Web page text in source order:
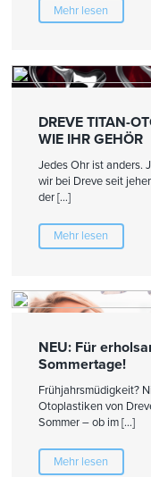
Mehr lesen
DREVE TITAN-
WIE IHR GEHÖR
Jedes Ohr ist anders.
wir bei Dreve seit
der […]
Mehr lesen
NEU: Für
Sommertage!
Frühjahrsmüdigkeit?
Otoplastiken von
Sommer – ob im […]
Mehr lesen